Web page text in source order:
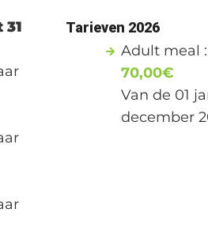
Tarieven 2026
Adult meal
70,00€
Van de 01
december